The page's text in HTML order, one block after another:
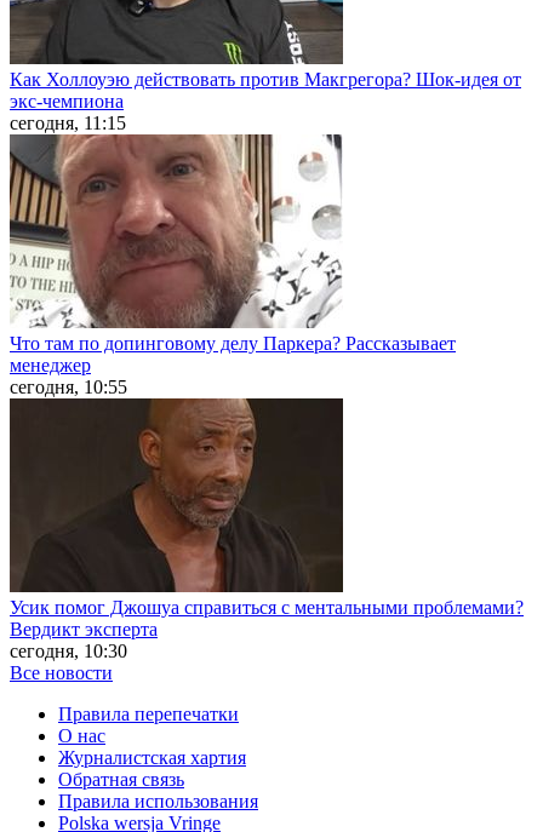
Как Холлоуэю действовать против Макгрегора? Шок-идея от
экс-чемпиона
сегодня, 11:15
Что там по допинговому делу Паркера? Рассказывает
менеджер
сегодня, 10:55
Усик помог Джошуа справиться с ментальными проблемами?
Вердикт эксперта
сегодня, 10:30
Все новости
Правила перепечатки
О нас
Журналистская хартия
Обратная связь
Правила использования
Polska wersja Vringe